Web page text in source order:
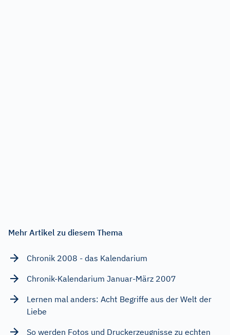
Mehr Artikel zu diesem Thema
Chronik 2008 - das Kalendarium
Chronik-Kalendarium Januar-März 2007
Lernen mal anders: Acht Begriffe aus der Welt der
Liebe
So werden Fotos und Druckerzeugnisse zu echten